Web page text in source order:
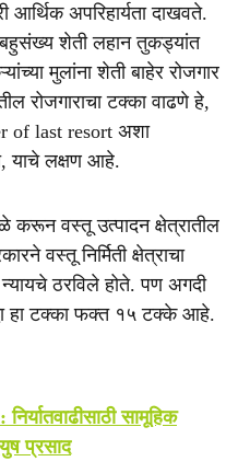
आर्थिक अपरिहार्यता दाखवते.
शेती लहान तुकड्यांत
मुलांना शेती बाहेर रोजगार
रोजगाराचा टक्का वाढणे हे,
of last resort अशा
याचे लक्षण आहे.
करून वस्तू उत्पादन क्षेत्रातील
वस्तू निर्मिती क्षेत्राचा
ठरविले होते. पण अगदी
हा टक्का फक्त १५ टक्के आहे.
सामूहिक
प्रसाद